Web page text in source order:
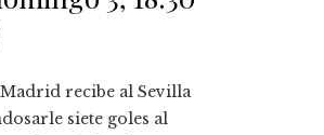
recibe al Sevilla
siete goles al